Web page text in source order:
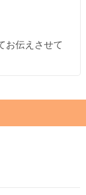
お伝えさせて